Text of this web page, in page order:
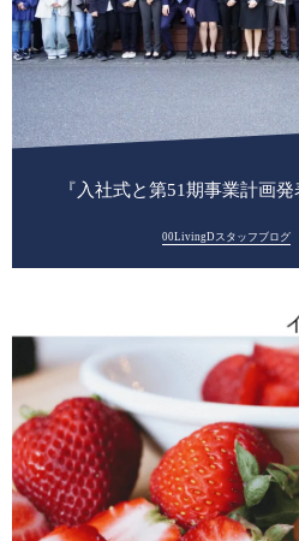
『入社式と第51期事業計画
00LivingDスタッフブログ